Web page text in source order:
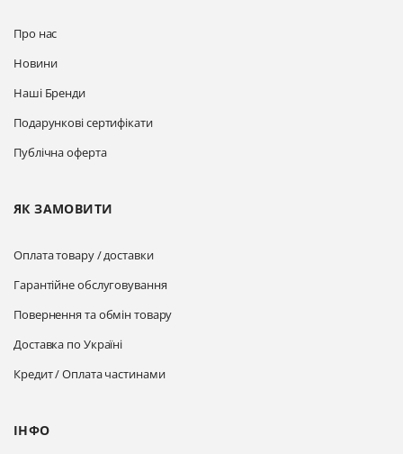
Про нас
Новини
Наші Бренди
Подарункові сертифікати
Публічна оферта
ЯК ЗАМОВИТИ
Оплата товару / доставки
Гарантійне обслуговування
Повернення та обмін товару
Доставка по Україні
Кредит / Оплата частинами
ІНФО